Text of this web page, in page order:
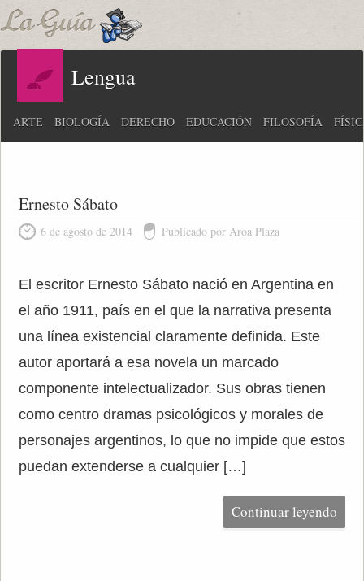
Lengua
ARTE BIOLOGÍA DERECHO EDUCACIÓN FILOSOFÍA
Ernesto Sábato
6 de agosto de 2014 Publicado por Aroa Plaza
El escritor Ernesto Sábato nació en Argentina en
el año 1911, país en el que la narrativa presenta
una línea existencial claramente definida. Este
autor aportará a esa novela un marcado
componente intelectualizador. Sus obras tienen
como centro dramas psicológicos y morales de
personajes argentinos, lo que no impide que estos
puedan extenderse a cualquier […]
Continuar leyendo